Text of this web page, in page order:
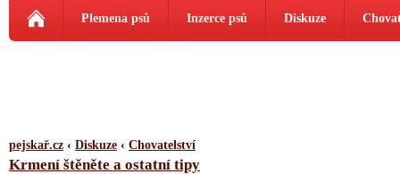
Plemena psů Inzerce psů Diskuze
pejskař.cz ‹ Diskuze ‹ Chovatelství
Krmení štěněte a ostatní tipy